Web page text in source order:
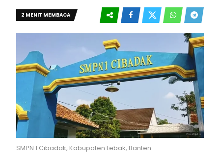
2 MENIT MEMBACA
SMPN 1 Cibadak, Kabupaten Lebak, Banten.